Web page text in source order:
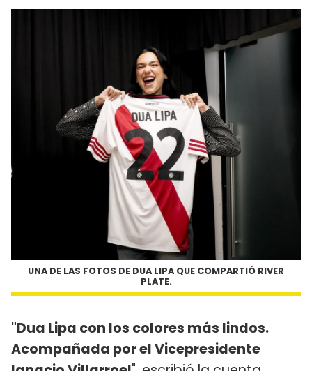
UNA DE LAS FOTOS DE DUA LIPA QUE COMPARTIÓ RIVER
PLATE.
"Dua Lipa con los colores más lindos.
Acompañada por el Vicepresidente